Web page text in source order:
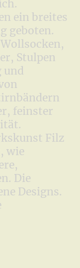
ein breites
geboten.
Stulpen
und
feinster
Filz
wie
Die
Designs.